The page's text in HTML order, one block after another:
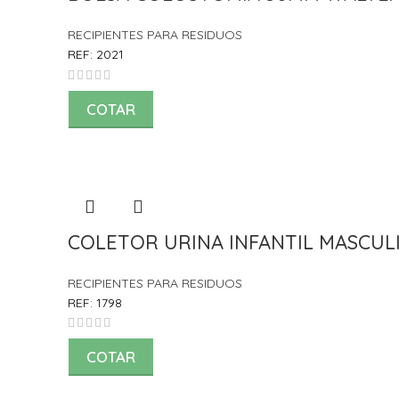
RECIPIENTES PARA RESIDUOS
REF: 2021
COTAR
COLETOR URINA INFANTIL
RECIPIENTES PARA RESIDUOS
REF: 1798
COTAR